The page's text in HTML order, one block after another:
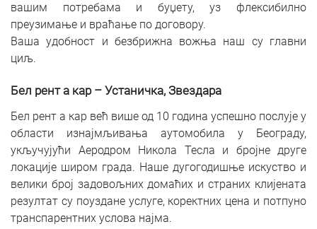
вашим потребама и буџету, уз флексибилно
преузимање и враћање по договору.
Ваша удобност и безбрижна вожња наш су главни
циљ.
Бел рент а кар – Устаничка, Звездара
Бел рент а кар већ више од 10 година успешно послује у
области изнајмљивања аутомобила у Београду,
укључујући Аеродром Никола Тесла и бројне друге
локације широм града. Наше дугогодишње искуство и
велики број задовољних домаћих и страних клијената
резултат су поуздане услуге, коректних цена и потпуно
транспарентних услова најма.